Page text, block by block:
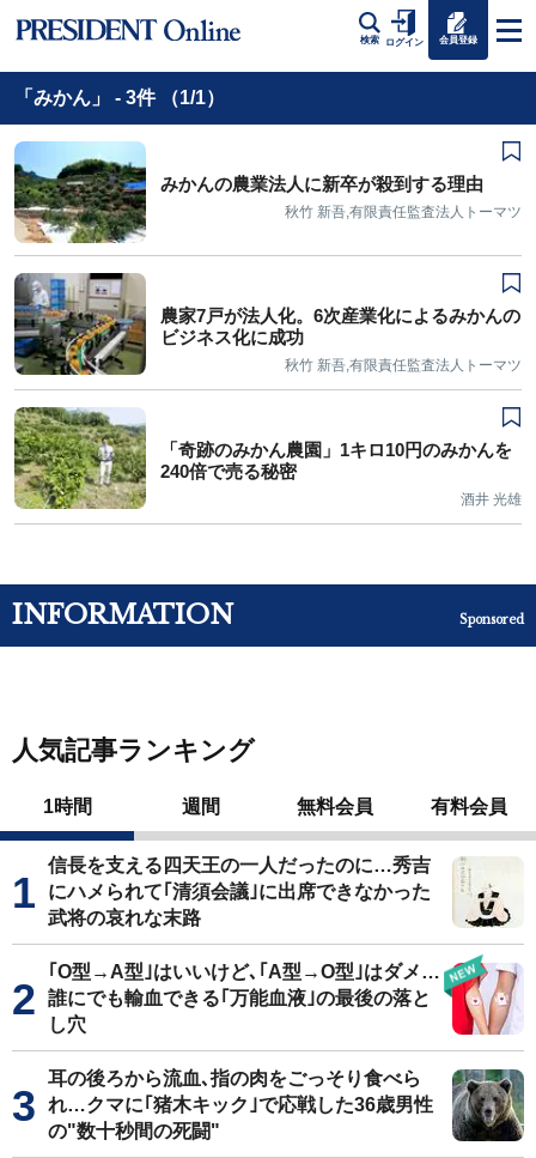
検索 ログイン 会員登録
「みかん」 - 3件 （1/1）
みかんの農業法人に新卒が殺到する理由
秋竹 新吾,有限責任監査法人トーマツ
農家7戸が法人化。6次産業化によるみかんの
ビジネス化に成功
秋竹 新吾,有限責任監査法人トーマツ
「奇跡のみかん農園」1キロ10円のみかんを
240倍で売る秘密
酒井 光雄
INFORMATION Sponsored
人気記事ランキング
1時間 週間 無料会員 有料会員
信長を支える四天王の一人だったのに…秀吉
にハメられて｢清須会議｣に出席できなかった
武将の哀れな末路
｢O型→A型｣はいいけど､｢A型→O型｣はダメ…
誰にでも輸血できる｢万能血液｣の最後の落と
し穴
耳の後ろから流血､指の肉をごっそり食べら
れ…クマに｢猪木キック｣で応戦した36歳男性
の"数十秒間の死闘"